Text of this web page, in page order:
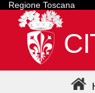
Regione Toscana